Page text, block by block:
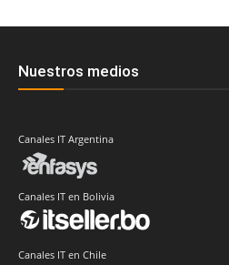
Nuestros medios
Canales IT Argentina
Canales IT en Bolivia
Canales IT en Chile